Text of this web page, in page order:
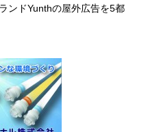
ンドYunthの屋外広告を5都